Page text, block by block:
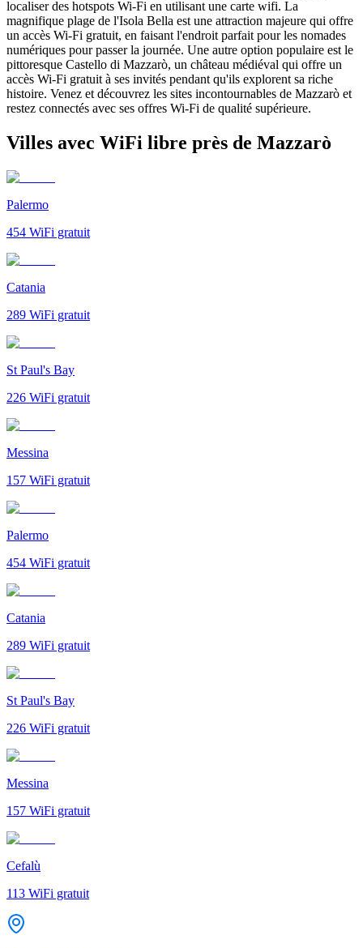
localiser des hotspots Wi-Fi en utilisant une carte wifi. La
magnifique plage de l'Isola Bella est une attraction majeure qui offre
un accès Wi-Fi gratuit, en faisant l'endroit parfait pour les nomades
numériques pour passer la journée. Une autre option populaire est le
pittoresque Castello di Mazzarò, un château médiéval qui offre un
accès Wi-Fi gratuit à ses invités pendant qu'ils explorent sa riche
histoire. Venez et découvrez les sites incontournables de Mazzarò et
restez connectés avec ses offres Wi-Fi de qualité supérieure.
Villes avec WiFi libre près de Mazzarò
Palermo
454 WiFi gratuit
Catania
289 WiFi gratuit
St Paul's Bay
226 WiFi gratuit
Messina
157 WiFi gratuit
Palermo
454 WiFi gratuit
Catania
289 WiFi gratuit
St Paul's Bay
226 WiFi gratuit
Messina
157 WiFi gratuit
Cefalù
113 WiFi gratuit